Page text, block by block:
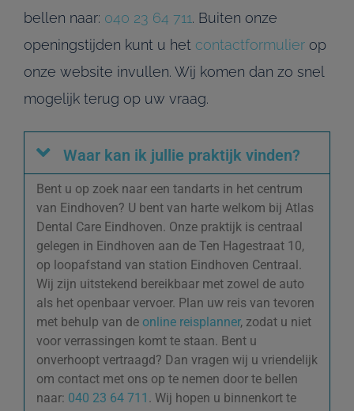
bellen naar: 040 23 64 711. Buiten onze
openingstijden kunt u het contactformulier op
onze website invullen. Wij komen dan zo snel
mogelijk terug op uw vraag.
Waar kan ik jullie praktijk vinden?
Bent u op zoek naar een tandarts in het centrum
van Eindhoven? U bent van harte welkom bij Atlas
Dental Care Eindhoven. Onze praktijk is centraal
gelegen in Eindhoven aan de Ten Hagestraat 10,
op loopafstand van station Eindhoven Centraal.
Wij zijn uitstekend bereikbaar met zowel de auto
als het openbaar vervoer. Plan uw reis van tevoren
met behulp van de online reisplanner, zodat u niet
voor verrassingen komt te staan. Bent u
onverhoopt vertraagd? Dan vragen wij u vriendelijk
om contact met ons op te nemen door te bellen
naar: 040 23 64 711 . Wij hopen u binnenkort te